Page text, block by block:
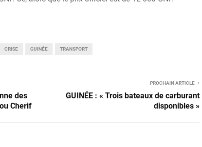
CRISE GUINÉE TRANSPORT
des
Cherif
PROCHAIN ARTICLE
GUINÉE : « Trois bateaux de carburant
disponibles »